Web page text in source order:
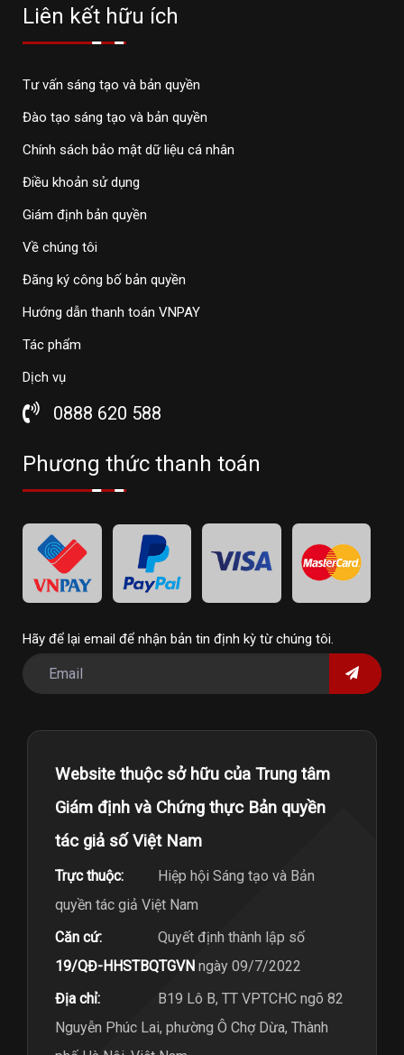
Liên kết hữu ích
Tư vấn sáng tạo và bản quyền
Đào tạo sáng tạo và bản quyền
Chính sách bảo mật dữ liệu cá nhân
Điều khoản sử dụng
Giám định bản quyền
Về chúng tôi
Đăng ký công bố bản quyền
Hướng dẫn thanh toán VNPAY
Tác phẩm
Dịch vụ
0888 620 588
Phương thức thanh toán
Hãy để lại email để nhận bản tin định kỳ từ chúng tôi.
Website thuộc sở hữu của Trung tâm
Giám định và Chứng thực Bản quyền
tác giả số Việt Nam
Trực thuộc:
Hiệp hội Sáng tạo và Bản
quyền tác giả Việt Nam
Căn cứ:
Quyết định thành lập số
19/QĐ-HHSTBQTGVN ngày 09/7/2022
Địa chỉ:
B19 Lô B, TT VPTCHC ngõ 82
Nguyễn Phúc Lai, phường Ô Chợ Dừa, Thành